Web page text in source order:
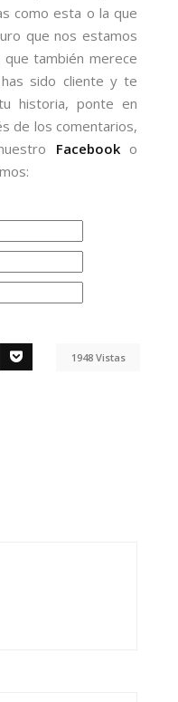
como esta o la que
que nos estamos
también merece
sido cliente y te
historia, ponte en
de los comentarios,
Facebooko
1948 Vistas